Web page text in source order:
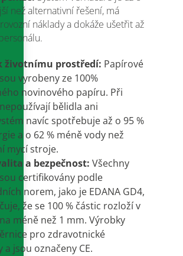
než alternativní řešení, má
náklady a dokáže ušetřit až
.
životnímu prostředí: Papírové
vyrobeny ze 100%
novinového papíru. Při
bělidla ani
navíc spotřebuje až o 95 %
a o 62 % méně vody než
mycí stroje.
a bezpečnost: Všechny
certifikovány podle
norem, jako je EDANA GD4,
že se 100 % částic rozloží v
méně než 1 mm. Výrobky
pro zdravotnické
jsou označeny CE.